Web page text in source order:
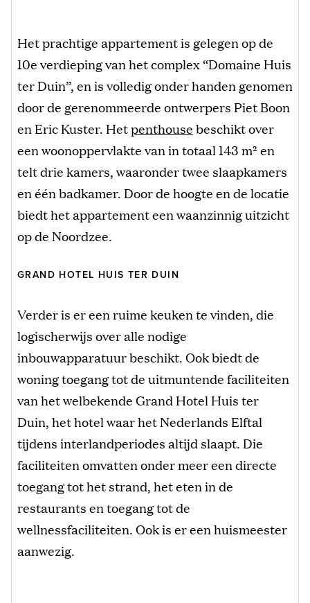
Het prachtige appartement is gelegen op de
10e verdieping van het complex “Domaine Huis
ter Duin”, en is volledig onder handen genomen
door de gerenommeerde ontwerpers Piet Boon
en Eric Kuster. Hetpenthousebeschikt over
een woonoppervlakte van in totaal 143 m² en
telt drie kamers, waaronder twee slaapkamers
en één badkamer. Door de hoogte en de locatie
biedt het appartement een waanzinnig uitzicht
op de Noordzee.
GRAND HOTEL HUIS TER DUIN
Verder is er een ruime keuken te vinden, die
logischerwijs over alle nodige
inbouwapparatuur beschikt. Ook biedt de
woning toegang tot de uitmuntende faciliteiten
van het welbekende Grand Hotel Huis ter
Duin, het hotel waar het Nederlands Elftal
tijdens interlandperiodes altijd slaapt. Die
faciliteiten omvatten onder meer een directe
toegang tot het strand, het eten in de
restaurants en toegang tot de
wellnessfaciliteiten. Ook is er een huismeester
aanwezig.